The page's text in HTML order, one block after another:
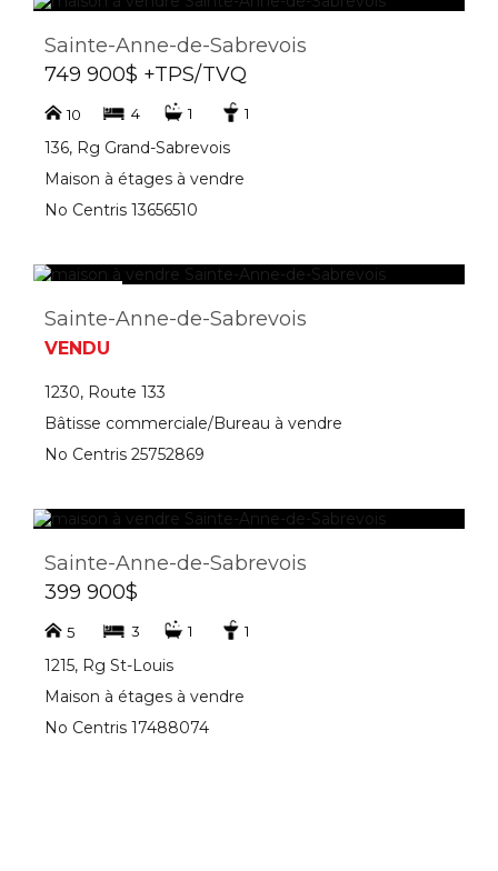
Sainte-Anne-de-Sabrevois
749 900$ +TPS/TVQ
10 4 1 1
136, Rg Grand-Sabrevois
Maison à étages à vendre
No Centris 13656510
Sainte-Anne-de-Sabrevois
VENDU
1230, Route 133
Bâtisse commerciale/Bureau à vendre
No Centris 25752869
Sainte-Anne-de-Sabrevois
399 900$
5 3 1 1
1215, Rg St-Louis
Maison à étages à vendre
No Centris 17488074